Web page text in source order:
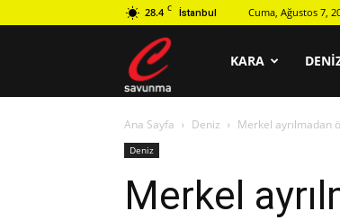
28.4 C İstanbul Cuma, Ağustos 7,
savunma
KARA
Ana Sayfa Deniz Merkel ayrılmadan
Deniz
Merkel